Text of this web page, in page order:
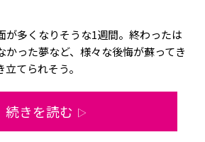
が多くなりそうな1週間。終わったは
かった夢など、様々な後悔が蘇ってき
てられそう。
続きを読む ▷